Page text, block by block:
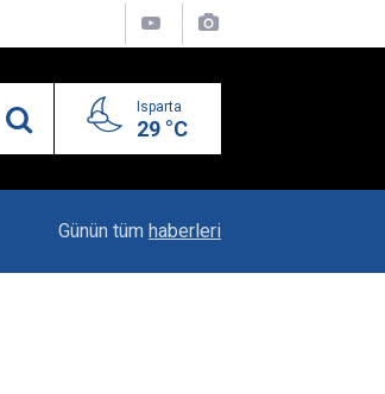
Isparta
29 °C
Uzaktan Hasta Değerlendirme Sistemi İle Yeni
Günün tüm haberleri